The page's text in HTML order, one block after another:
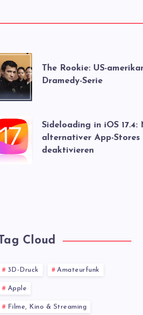
The Rookie: US-
Dramedy-Serie
Sideloading in iOS 17.4:
alternativer App-Stores
deaktivieren
Tag Cloud
3D-Druck Amateurfunk
Apple
Filme, Kino & Streaming